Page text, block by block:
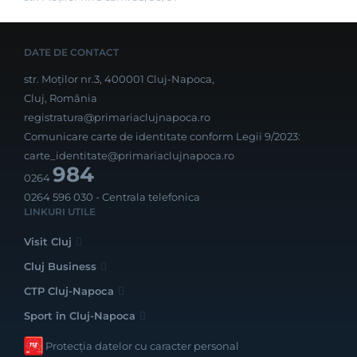
DATE DE CONTACT
str. Moților nr.3, 400001 Cluj-Napoca,
Cluj, România
registratura@primariaclujnapoca.ro
Comunicare carte de identitate conform Legii 9/2023:
carte_identitate@primariaclujnapoca.ro
0264984
0264 596 030 - Centrala telefonica
LINKURI UTILE
Visit Cluj
Cluj Business
CTP Cluj-Napoca
Sport în Cluj-Napoca
Protecția datelor cu caracter personal